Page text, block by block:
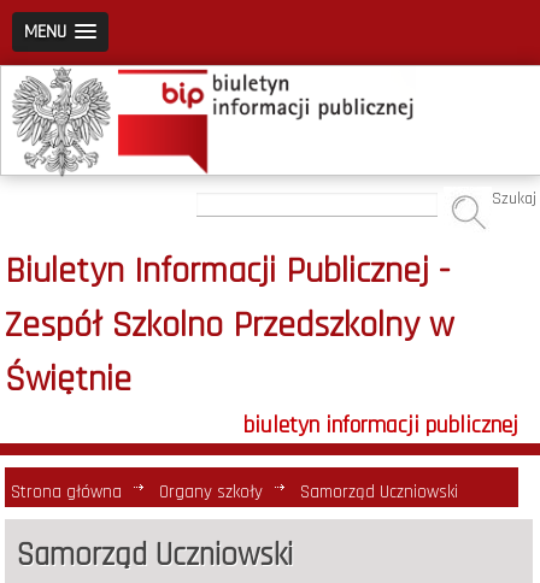
MENU
Szukaj
Biuletyn Informacji Publicznej -
Zespół Szkolno Przedszkolny w
Świętnie
biuletyn informacji publicznej
Strona główna Organy szkoły Samorząd Uczniowski
Samorząd Uczniowski